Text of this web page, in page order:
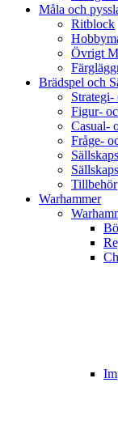
Måla och
Ritblock
Övrigt
Brädspel och
Strategi-
Figur-
Casual-
Fråge-
Tillbehör
Warhammer